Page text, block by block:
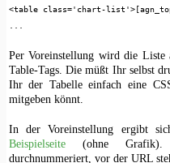
<table class='chart-
Per Voreinstellung wird die Liste
Table-Tags. Die müßt Ihr selbst
Ihr der Tabelle einfach eine
mitgeben könnt.
In der Voreinstellung ergibt
Beispielseite(ohne Grafik).
durchnummeriert, vor der URL